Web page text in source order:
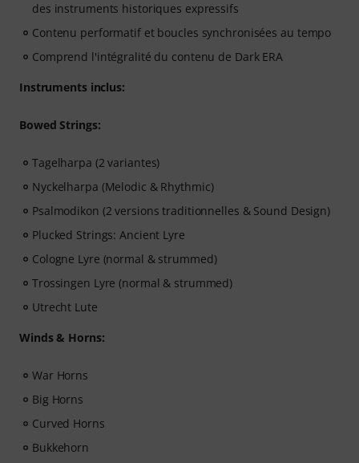
des instruments historiques expressifs
Contenu performatif et boucles synchronisées au tempo
Comprend l'intégralité du contenu de Dark ERA
Instruments inclus:
Bowed Strings:
Tagelharpa (2 variantes)
Nyckelharpa (Melodic & Rhythmic)
Psalmodikon (2 versions traditionnelles & Sound Design)
Plucked Strings: Ancient Lyre
Cologne Lyre (normal & strummed)
Trossingen Lyre (normal & strummed)
Utrecht Lute
Winds & Horns:
War Horns
Big Horns
Curved Horns
Bukkehorn